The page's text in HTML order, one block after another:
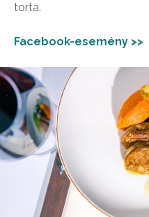
torta.
Facebook-esemény >>